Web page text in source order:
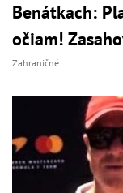
Benátkach:
očiam!
Zahraničné